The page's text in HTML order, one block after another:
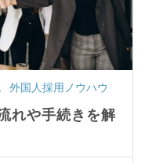
外国人採用ノウハウ
れや手続きを解